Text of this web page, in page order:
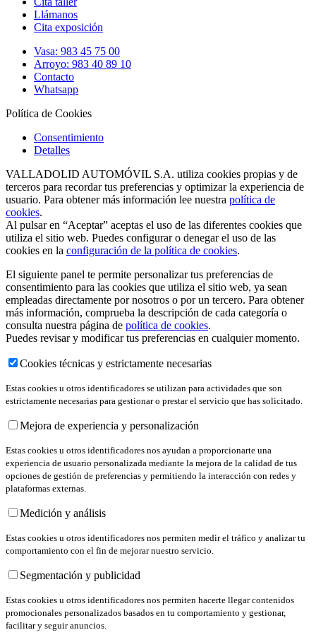
Llámanos
Cita exposición
Vasa: 983 45 75 00
Arroyo: 983 40 89 10
Contacto
Whatsapp
Política de Cookies
Consentimiento
Detalles
VALLADOLID AUTOMÓVIL S.A. utiliza cookies propias y de
terceros para recordar tus preferencias y optimizar la experiencia de
usuario. Para obtener más información lee nuestra política de
cookies.
Al pulsar en “Aceptar” aceptas el uso de las diferentes cookies que
utiliza el sitio web. Puedes configurar o denegar el uso de las
cookies en la configuración de la política de cookies.
El siguiente panel te permite personalizar tus preferencias de
consentimiento para las cookies que utiliza el sitio web, ya sean
empleadas directamente por nosotros o por un tercero. Para obtener
más información, comprueba la descripción de cada categoría o
consulta nuestra página de política de cookies.
Puedes revisar y modificar tus preferencias en cualquier momento.
Cookies técnicas y estrictamente necesarias
Estas cookies u otros identificadores se utilizan para actividades que son
estrictamente necesarias para gestionar o prestar el servicio que has solicitado.
Mejora de experiencia y personalización
Estas cookies u otros identificadores nos ayudan a proporcionarte una
experiencia de usuario personalizada mediante la mejora de la calidad de tus
opciones de gestión de preferencias y permitiendo la interacción con redes y
plataformas externas.
Medición y análisis
Estas cookies u otros identificadores nos permiten medir el tráfico y analizar tu
comportamiento con el fin de mejorar nuestro servicio.
Segmentación y publicidad
Estas cookies u otros identificadores nos permiten hacerte llegar contenidos
promocionales personalizados basados en tu comportamiento y gestionar,
facilitar y seguir anuncios.